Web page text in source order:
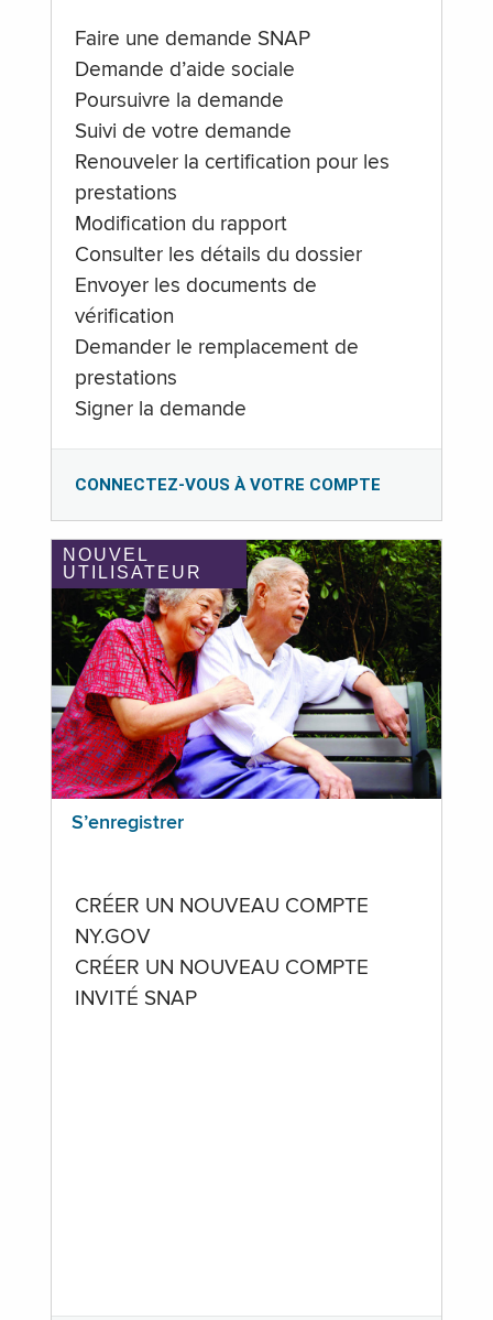
Faire une demande SNAP
Demande d’aide sociale
Poursuivre la demande
Suivi de votre demande
Renouveler la certification pour les
prestations
Modification du rapport
Consulter les détails du dossier
Envoyer les documents de
vérification
Demander le remplacement de
prestations
Signer la demande
CONNECTEZ-VOUS À VOTRE COMPTE
NOUVEL
UTILISATEUR
S’enregistrer
CRÉER UN NOUVEAU COMPTE
NY.GOV
CRÉER UN NOUVEAU COMPTE
INVITÉ SNAP